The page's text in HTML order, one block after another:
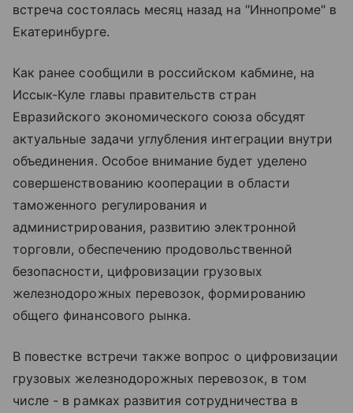
встреча состоялась месяц назад на "Иннопроме" в
Екатеринбурге.
Как ранее сообщили в российском кабмине, на
Иссык-Куле главы правительств стран
Евразийского экономического союза обсудят
актуальные задачи углубления интеграции внутри
объединения. Особое внимание будет уделено
совершенствованию кооперации в области
таможенного регулирования и
администрирования, развитию электронной
торговли, обеспечению продовольственной
безопасности, цифровизации грузовых
железнодорожных перевозок, формированию
общего финансового рынка.
В повестке встречи также вопрос о цифровизации
грузовых железнодорожных перевозок, в том
числе - в рамках развития сотрудничества в